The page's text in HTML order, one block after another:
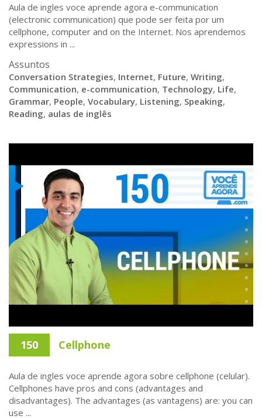
Aula de ingles voce aprende agora e-communication
(electronic communication) que pode ser feita por um
cellphone, computer and on the Internet. Nos aprendemos
expressions in ...
Assuntos
Conversation Strategies, Internet, Future, Writing,
Communication, e-communication, Technology, Life,
Grammar, People, Vocabulary, Listening, Speaking,
Reading, aulas de inglês
150 Cellphone
Aula de ingles voce aprende agora sobre cellphone (celular).
Cellphones have pros and cons (advantages and
disadvantages). The advantages (as vantagens) are: you can
use ...